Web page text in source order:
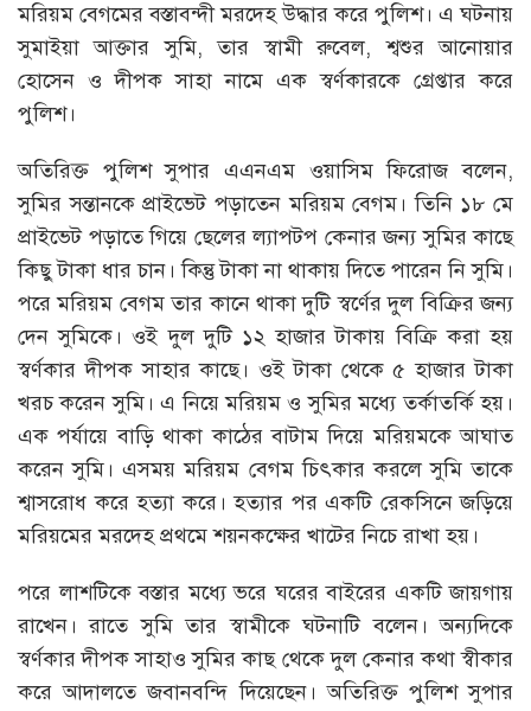
মরিয়ম বেগমের বস্তাবন্দী মরদেহ উদ্ধার করে পুলিশ। এ ঘটনায়
সুমাইয়া আক্তার সুমি, তার স্বামী রুবেল, শ্বশুর আনোয়ার
হোসেন ও দীপক সাহা নামে এক স্বর্ণকারকে গ্রেপ্তার করে
পুলিশ।
অতিরিক্ত পুলিশ সুপার এএনএম ওয়াসিম ফিরোজ বলেন,
সুমির সন্তানকে প্রাইভেট পড়াতেন মরিয়ম বেগম। তিনি ১৮ মে
প্রাইভেট পড়াতে গিয়ে ছেলের ল্যাপটপ কেনার জন্য সুমির কাছে
কিছু টাকা ধার চান। কিন্তু টাকা না থাকায় দিতে পারেন নি সুমি।
পরে মরিয়ম বেগম তার কানে থাকা দুটি স্বর্ণের দুল বিক্রির জন্য
দেন সুমিকে। ওই দুল দুটি ১২ হাজার টাকায় বিক্রি করা হয়
স্বর্ণকার দীপক সাহার কাছে। ওই টাকা থেকে ৫ হাজার টাকা
খরচ করেন সুমি। এ নিয়ে মরিয়ম ও সুমির মধ্যে তর্কাতর্কি হয়।
এক পর্যায়ে বাড়ি থাকা কাঠের বাটাম দিয়ে মরিয়মকে আঘাত
করেন সুমি। এসময় মরিয়ম বেগম চিৎকার করলে সুমি তাকে
শ্বাসরোধ করে হত্যা করে। হত্যার পর একটি রেকসিনে জড়িয়ে
মরিয়মের মরদেহ প্রথমে শয়নকক্ষের খাটের নিচে রাখা হয়।
পরে লাশটিকে বস্তার মধ্যে ভরে ঘরের বাইরের একটি জায়গায়
রাখেন। রাতে সুমি তার স্বামীকে ঘটনাটি বলেন। অন্যদিকে
স্বর্ণকার দীপক সাহাও সুমির কাছ থেকে দুল কেনার কথা স্বীকার
করে আদালতে জবানবন্দি দিয়েছেন। অতিরিক্ত পুলিশ সুপার